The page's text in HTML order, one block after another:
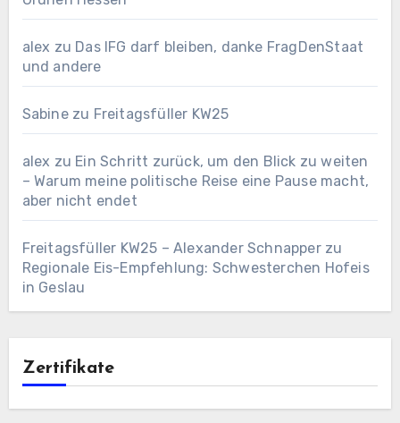
alex zu Das IFG darf bleiben, danke FragDenStaat
und andere
Sabinezu Freitagsfüller KW25
alex zu Ein Schritt zurück, um den Blick zu weiten
– Warum meine politische Reise eine Pause macht,
aber nicht endet
Freitagsfüller KW25 – Alexander Schnapperzu
Regionale Eis-Empfehlung: Schwesterchen Hofeis
in Geslau
Zertifikate